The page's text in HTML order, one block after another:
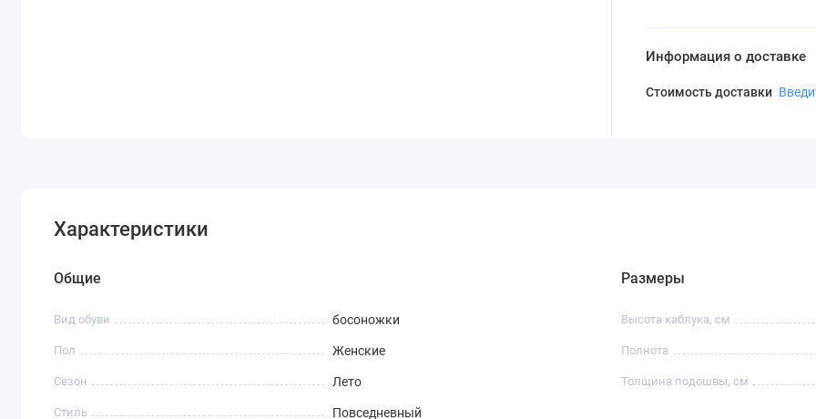
Информация о доставке
Стоимость доставки
Характеристики
Общие
Вид обуви босоножки
Пол Женские
Сезон Лето
Стиль Повседневный
Размеры
Высота каблука, см
Полнота
Толщина подошвы, см